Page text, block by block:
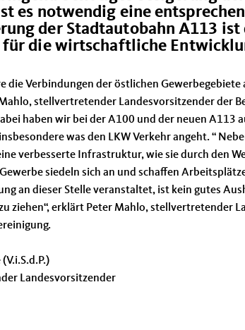
es notwendig eine
der Stadtautobahn A113
für die wirtschaftliche
die Verbindungen der östlichen Gewerbegebiete
stellvertretender Landesvorsitzender der
haben wir bei der A100 und der neuen A113
was den LKW Verkehr angeht. “
verbesserte Infrastruktur, wie sie durch den
siedeln sich an und schaffen
an dieser Stelle veranstaltet, ist kein gutes
ziehen“, erklärt Peter Mahlo, stellvertretender
Landesvorsitzender